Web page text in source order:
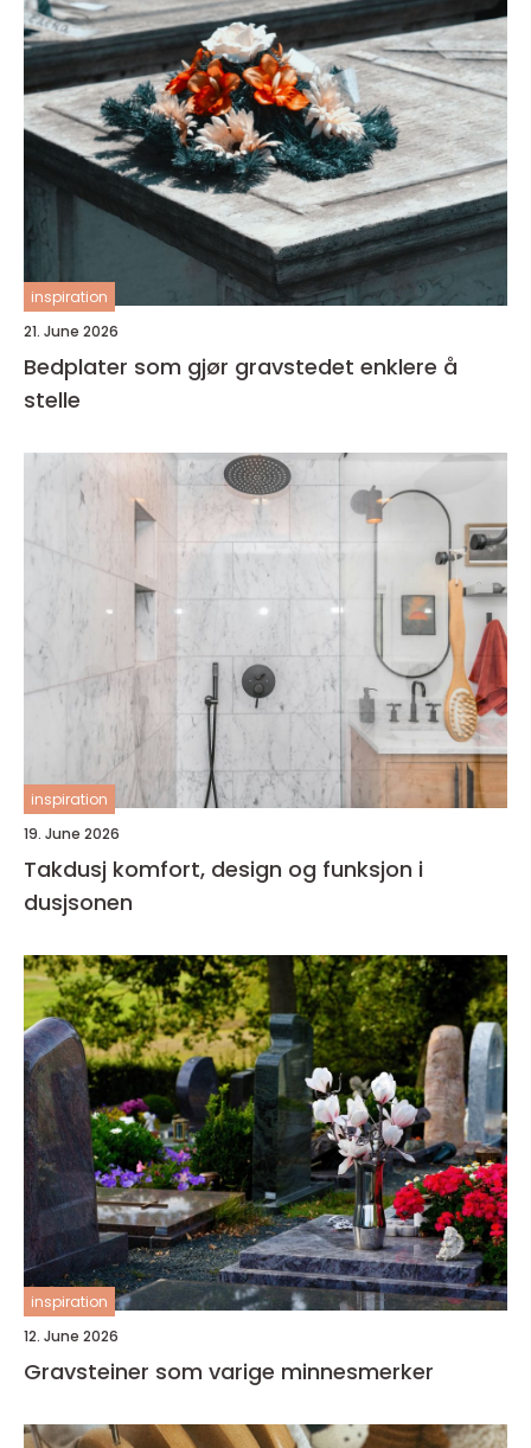
inspiration
21. June 2026
Bedplater som gjør gravstedet enklere å
stelle
inspiration
19. June 2026
Takdusj komfort, design og funksjon i
dusjsonen
inspiration
12. June 2026
Gravsteiner som varige minnesmerker